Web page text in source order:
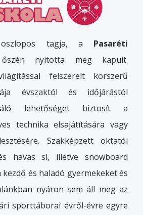
oszlopos tagja, a Pasaréti
nyitotta meg kapuit.
felszerelt korszerű
évszaktól és időjárástól
lehetőséget biztosít a
technika elsajátítására vagy
Szakképzett oktatói
havas sí, illetve snowboard
és haladó gyermekeket és
nyáron sem áll meg az
sporttáborai évről-évre egyre